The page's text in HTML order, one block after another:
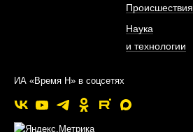
Происшествия
Наука
и технологии
ИА «Время Н» в соцсетях